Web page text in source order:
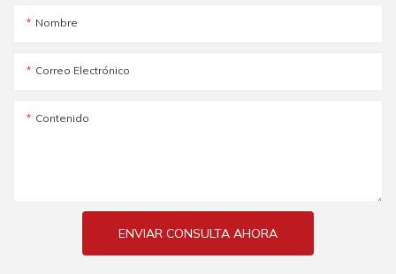
Nombre
Correo Electrónico
Contenido
ENVIAR CONSULTA AHORA